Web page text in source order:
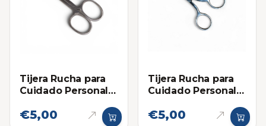
Tijera Rucha para
Cuidado Personal
Angosta
€5,00
Tijera Rucha para
Cuidado Personal
Redonda
€5,00